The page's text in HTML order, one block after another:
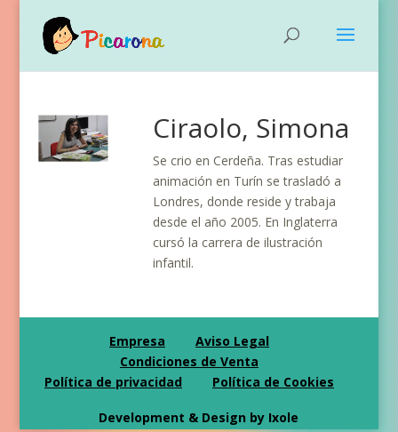
Ciraolo, Simona
Se crio en Cerdeña. Tras estudiar
animación en Turín se trasladó a
Londres, donde reside y trabaja
desde el año 2005. En Inglaterra
cursó la carrera de ilustración
infantil.
Empresa
Aviso Legal
Condiciones de Venta
Política de privacidad
Política de Cookies
Development & Design by Ixole